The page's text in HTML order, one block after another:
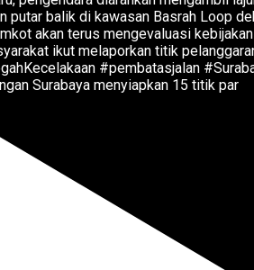
Surabaya menyiapkan 15 titik par